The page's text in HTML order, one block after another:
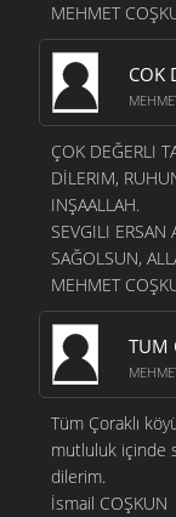
MEHMET
COK
ÇOK DEĞERLI
DİLERIM,
INŞAALLAH.
SEVGILI ERSAN
SAĞOLSUN,
MEHMET
TUM
Tüm Çoraklı
mutluluk içinde
dilerim.
İsmail COŞKUN